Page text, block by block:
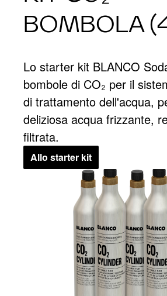
BOMBOLA
Lo starter kit BLANCO
bombole di CO₂ per il
di trattamento dell'acqua,
deliziosa acqua frizzante,
filtrata.
Allo starter kit